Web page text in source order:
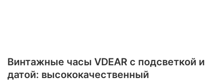
Винтажные часы VDEAR с подсветкой и
датой: высококачественный